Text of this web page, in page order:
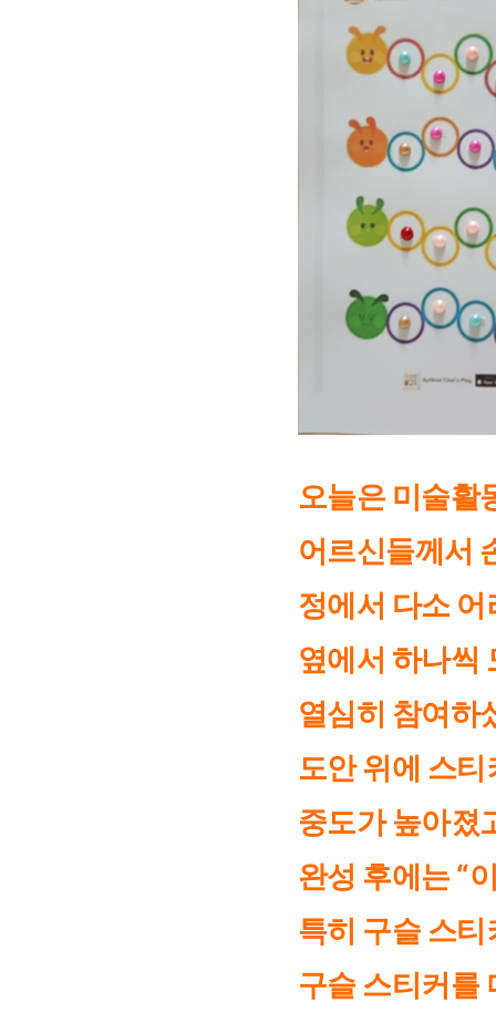
오늘은 미술활
어르신들께서
정에서 다소
옆에서 하나씩
열심히 참여하
도안 위에 스
중도가 높아졌
완성 후에는 “
특히 구슬 스
구슬 스티커를